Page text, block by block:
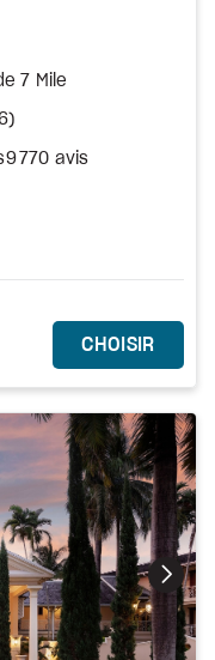
7 Mile
)
9 770 avis
PLUS DE
CHOISIRCE